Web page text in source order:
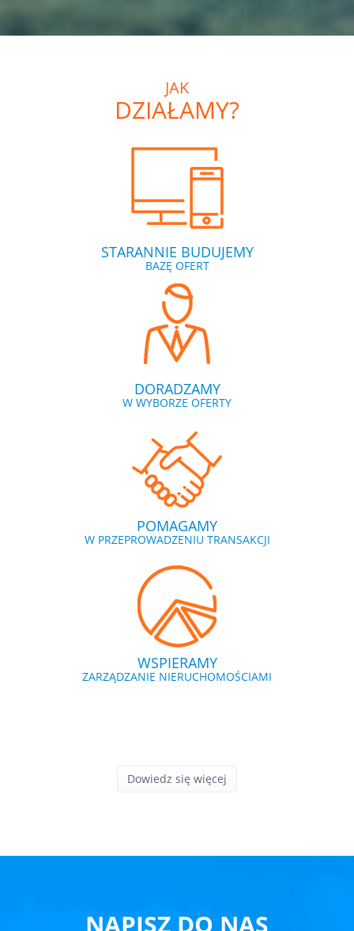
JAK
DZIAŁAMY?
STARANNIE BUDUJEMY
BAZĘ OFERT
DORADZAMY
W WYBORZE OFERTY
POMAGAMY
W PRZEPROWADZENIU TRANSAKCJI
WSPIERAMY
ZARZĄDZANIE NIERUCHOMOŚCIAMI
Dowiedz się więcej
NAPISZ DO NAS